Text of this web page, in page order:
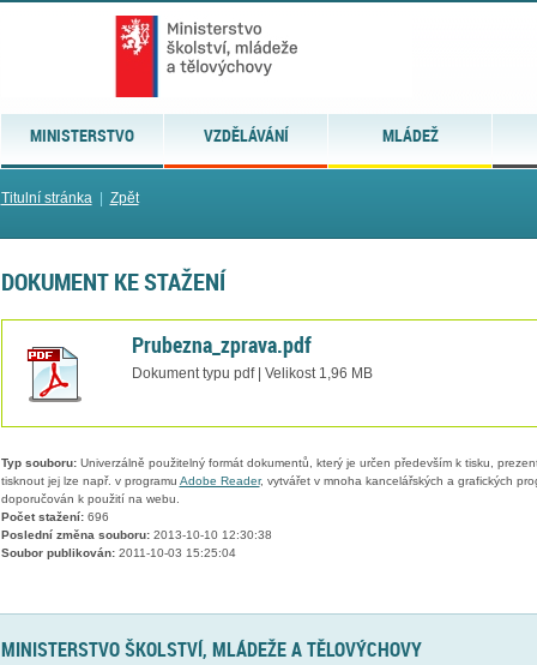
MINISTERSTVO VZDĚLÁVÁNÍ MLÁDEŽ
Titulní stránka| Zpět
DOKUMENT KE STAŽENÍ
Prubezna_zprava.pdf
Dokument typu pdf | Velikost 1,96 MB
Typ souboru:Univerzálně použitelný formát dokumentů, který je určen především k tisku,
tisknout jej lze např. v programu Adobe Reader, vytvářet v mnoha kancelářských a grafických
doporučován k použití na webu.
Počet stažení:696
Poslední změna souboru:2013-10-10 12:30:38
Soubor publikován:2011-10-03 15:25:04
MINISTERSTVO ŠKOLSTVÍ, MLÁDEŽE A TĚLOVÝCHOVY